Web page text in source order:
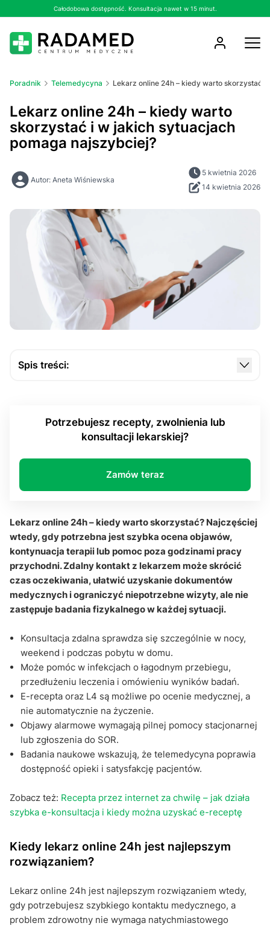
Całodobowa dostępność. Konsultacja nawet w 15 minut.
Poradnik Telemedycyna Lekarz online 24h – kiedy warto skorzystać
Lekarz online 24h – kiedy warto
skorzystać i w jakich sytuacjach
pomaga najszybciej?
Autor: Aneta Wiśniewska
5 kwietnia 2026
14 kwietnia 2026
Spis treści:
W jakich sprawach konsultacja online sprawdza się
Czy podczas teleporady można otrzymać e-
Lekarz online 24h – kiedy warto skorzystać: Q&A
Potrzebujesz recepty, zwolnienia lub
konsultacji lekarskiej?
Zamów teraz
Lekarz online 24h – kiedy warto skorzystać? Najczęściej
wtedy, gdy potrzebna jest szybka ocena objawów,
kontynuacja terapii lub pomoc poza godzinami pracy
przychodni. Zdalny kontakt z lekarzem może skrócić
czas oczekiwania, ułatwić uzyskanie dokumentów
medycznych i ograniczyć niepotrzebne wizyty, ale nie
zastępuje badania fizykalnego w każdej sytuacji.
Konsultacja zdalna sprawdza się szczególnie w nocy,
weekend i podczas pobytu w domu.
Może pomóc w infekcjach o łagodnym przebiegu,
przedłużeniu leczenia i omówieniu wyników badań.
E-recepta oraz L4 są możliwe po ocenie medycznej, a
nie automatycznie na życzenie.
Objawy alarmowe wymagają pilnej pomocy stacjonarnej
lub zgłoszenia do SOR.
Badania naukowe wskazują, że telemedycyna poprawia
dostępność opieki i satysfakcję pacjentów.
Zobacz też: Recepta przez internet za chwilę – jak działa
szybka e-konsultacja i kiedy można uzyskać e-receptę
Kiedy lekarz online 24h jest najlepszym
rozwiązaniem?
Lekarz online 24h jest najlepszym rozwiązaniem wtedy,
gdy potrzebujesz szybkiego kontaktu medycznego, a
problem zdrowotny nie wymaga natychmiastowego